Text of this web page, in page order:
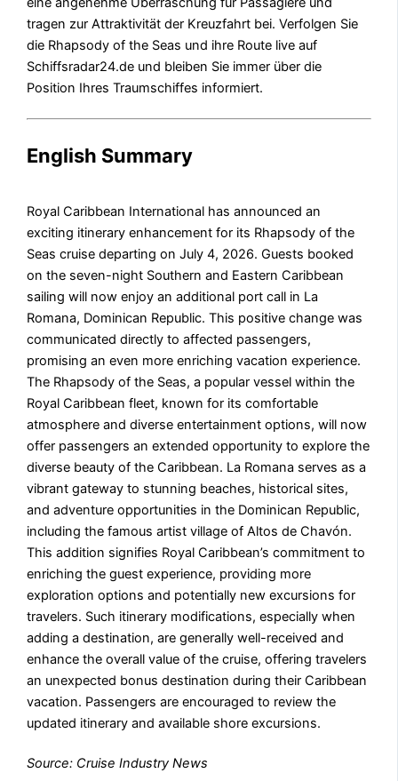
tragen zur Attraktivität der Kreuzfahrt bei. Verfolgen Sie
die Rhapsody of the Seas und ihre Route live auf
Schiffsradar24.de und bleiben Sie immer über die
Position Ihres Traumschiffes informiert.
English Summary
Royal Caribbean International has announced an
exciting itinerary enhancement for its Rhapsody of the
Seas cruise departing on July 4, 2026. Guests booked
on the seven-night Southern and Eastern Caribbean
sailing will now enjoy an additional port call in La
Romana, Dominican Republic. This positive change was
communicated directly to affected passengers,
promising an even more enriching vacation experience.
The Rhapsody of the Seas, a popular vessel within the
Royal Caribbean fleet, known for its comfortable
atmosphere and diverse entertainment options, will now
offer passengers an extended opportunity to explore the
diverse beauty of the Caribbean. La Romana serves as a
vibrant gateway to stunning beaches, historical sites,
and adventure opportunities in the Dominican Republic,
including the famous artist village of Altos de Chavón.
This addition signifies Royal Caribbean’s commitment to
enriching the guest experience, providing more
exploration options and potentially new excursions for
travelers. Such itinerary modifications, especially when
adding a destination, are generally well-received and
enhance the overall value of the cruise, offering travelers
an unexpected bonus destination during their Caribbean
vacation. Passengers are encouraged to review the
updated itinerary and available shore excursions.
Source: Cruise Industry News